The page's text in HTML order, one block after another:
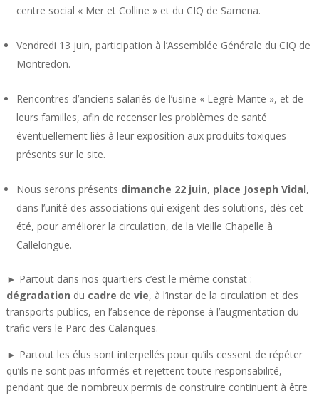
centre social « Mer et Colline » et du CIQ de Samena.
Vendredi 13 juin, participation à l’Assemblée Générale du CIQ de
Montredon.
Rencontres d’anciens salariés de l’usine « Legré Mante », et de
leurs familles, afin de recenser les problèmes de santé
éventuellement liés à leur exposition aux produits toxiques
présents sur le site.
Nous serons présents dimanche 22 juin, place Joseph Vidal,
dans l’unité des associations qui exigent des solutions, dès cet
été, pour améliorer la circulation, de la Vieille Chapelle à
Callelongue.
► Partout dans nos quartiers c’est le même constat :
dégradation du cadre de vie, à l’instar de la circulation et des
transports publics, en l’absence de réponse à l’augmentation du
trafic vers le Parc des Calanques.
► Partout les élus sont interpellés pour qu’ils cessent de répéter
qu’ils ne sont pas informés et rejettent toute responsabilité,
pendant que de nombreux permis de construire continuent à être